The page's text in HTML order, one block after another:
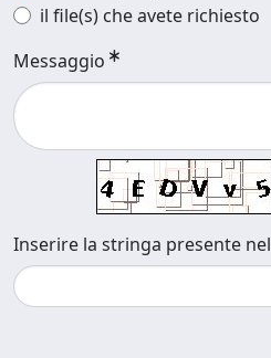
il file(s) che avete richiesto
Messaggio
Inserire la stringa presente